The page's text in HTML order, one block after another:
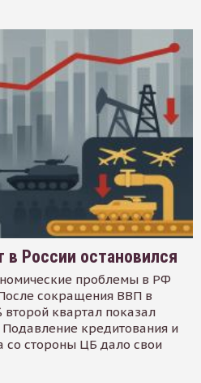
в России остановился
проблемы в РФ
сокращения ВВП в
квартал показал
кредитования и
со стороны ЦБ дало свои